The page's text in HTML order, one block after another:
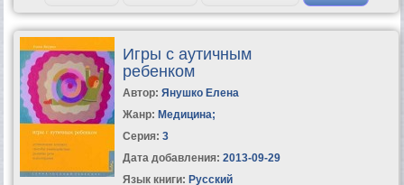
Игры с аутичным
ребенком
Автор: Янушко Елена
Жанр: Медицина;
Серия: 3
Дата добавления: 2013-09-29
Язык книги: Русский